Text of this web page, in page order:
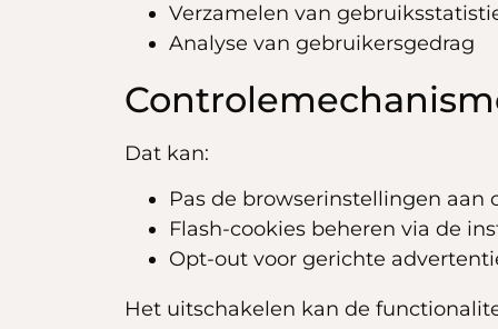
Verzamelen van
Analyse van gebruikersgedrag
Dat kan:
Pas de browserinstellingen aan
Flash-cookies beheren via de
Opt-out voor gerichte
Het uitschakelen kan de